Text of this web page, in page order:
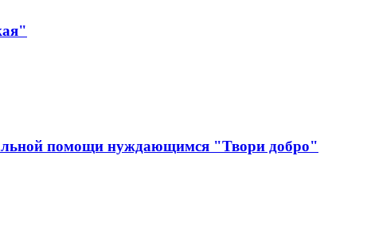
помощи нуждающимся "Твори добро"